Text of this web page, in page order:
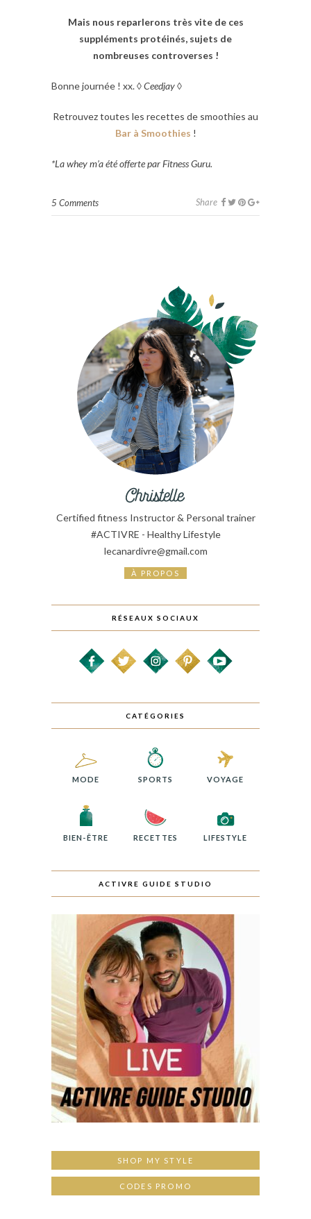
Mais nous reparlerons très vite de ces
suppléments protéinés, sujets de
nombreuses controverses !
Bonne journée ! xx. ◊Ceedjay◊
Retrouvez toutes les recettes de smoothies au
Bar à Smoothies !
*La whey m’a été offerte par Fitness Guru.
5 Comments Share
Certified fitness Instructor & Personal trainer
#ACTIVRE - Healthy Lifestyle
lecanardivre@gmail.com
À PROPOS
RÉSEAUX SOCIAUX
CATÉGORIES
MODE SPORTS VOYAGE
BIEN-ÊTRE RECETTES LIFESTYLE
ACTIVRE GUIDE STUDIO
SHOP MY STYLE
CODES PROMO